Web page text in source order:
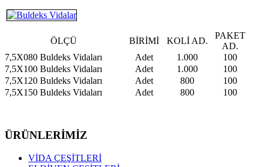
ÖLÇÜ BİRİMİ KOLİ AD.
PAKET
AD.
7,5X080 Buldeks Vidaları
Adet 1.000
100
7,5X100 Buldeks Vidaları
Adet 1.000
100
7,5X120 Buldeks Vidaları
Adet 800
100
7,5X150 Buldeks Vidaları
Adet 800 100
ÜRÜNLERİMİZ
VİDA ÇEŞİTLERİ